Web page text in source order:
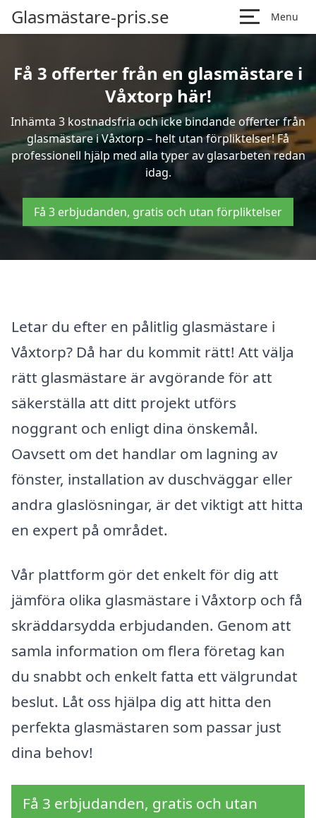
Glasmästare-pris.se Menu
Få 3 offerter från en glasmästare i
Våxtorp här!
Inhämta 3 kostnadsfria och icke bindande offerter från
glasmästare i Våxtorp – helt utan förpliktelser! Få
professionell hjälp med alla typer av glasarbeten redan
idag.
Få 3 erbjudanden, gratis och utan förpliktelser
Letar du efter en pålitlig glasmästare i
Våxtorp? Då har du kommit rätt! Att välja
rätt glasmästare är avgörande för att
säkerställa att ditt projekt utförs
noggrant och enligt dina önskemål.
Oavsett om det handlar om lagning av
fönster, installation av duschväggar eller
andra glaslösningar, är det viktigt att hitta
en expert på området.
Vår plattform gör det enkelt för dig att
jämföra olika glasmästare i Våxtorp och få
skräddarsydda erbjudanden. Genom att
samla information om flera företag kan
du snabbt och enkelt fatta ett välgrundat
beslut. Låt oss hjälpa dig att hitta den
perfekta glasmästaren som passar just
dina behov!
Få 3 erbjudanden, gratis och utan